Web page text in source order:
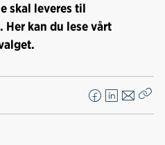
skal leveres til
Her kan du lese vårt
F
L
E